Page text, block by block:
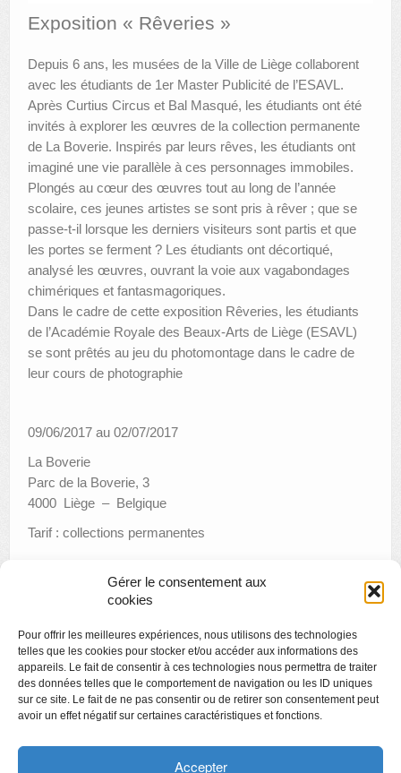
Gérer le consentement aux
cookies
Pour offrir les meilleures expériences, nous utilisons des technologies
telles que les cookies pour stocker et/ou accéder aux informations des
appareils. Le fait de consentir à ces technologies nous permettra de traiter
des données telles que le comportement de navigation ou les ID uniques
sur ce site. Le fait de ne pas consentir ou de retirer son consentement peut
avoir un effet négatif sur certaines caractéristiques et fonctions.
Accepter
PUBLICATIONS
LES APPELS À PROJETS
LE PORTAIL DES COLLECTIONS
Exposition « Rêveries »
Depuis 6 ans, les musées de la Ville de Liège collaborent
avec les étudiants de 1er Master Publicité de l’ESAVL.
Après Curtius Circus et Bal Masqué, les étudiants ont été
invités à explorer les œuvres de la collection permanente
de La Boverie. Inspirés par leurs rêves, les étudiants ont
imaginé une vie parallèle à ces personnages immobiles.
Plongés au cœur des œuvres tout au long de l’année
scolaire, ces jeunes artistes se sont pris à rêver ; que se
passe-t-il lorsque les derniers visiteurs sont partis et que
les portes se ferment ? Les étudiants ont décortiqué,
analysé les œuvres, ouvrant la voie aux vagabondages
chimériques et fantasmagoriques.
Dans le cadre de cette exposition Rêveries, les étudiants
de l’Académie Royale des Beaux-Arts de Liège (ESAVL)
se sont prêtés au jeu du photomontage dans le cadre de
leur cours de photographie
09/06/2017 au 02/07/2017
La Boverie
Parc de la Boverie, 3
4000 Liège – Belgique
Tarif : collections permanentes
Exposition « Daniel Fourneau »
Espace Jeunes Artistes : Sandrine Morgante
Copyright
Politique de confidentialité